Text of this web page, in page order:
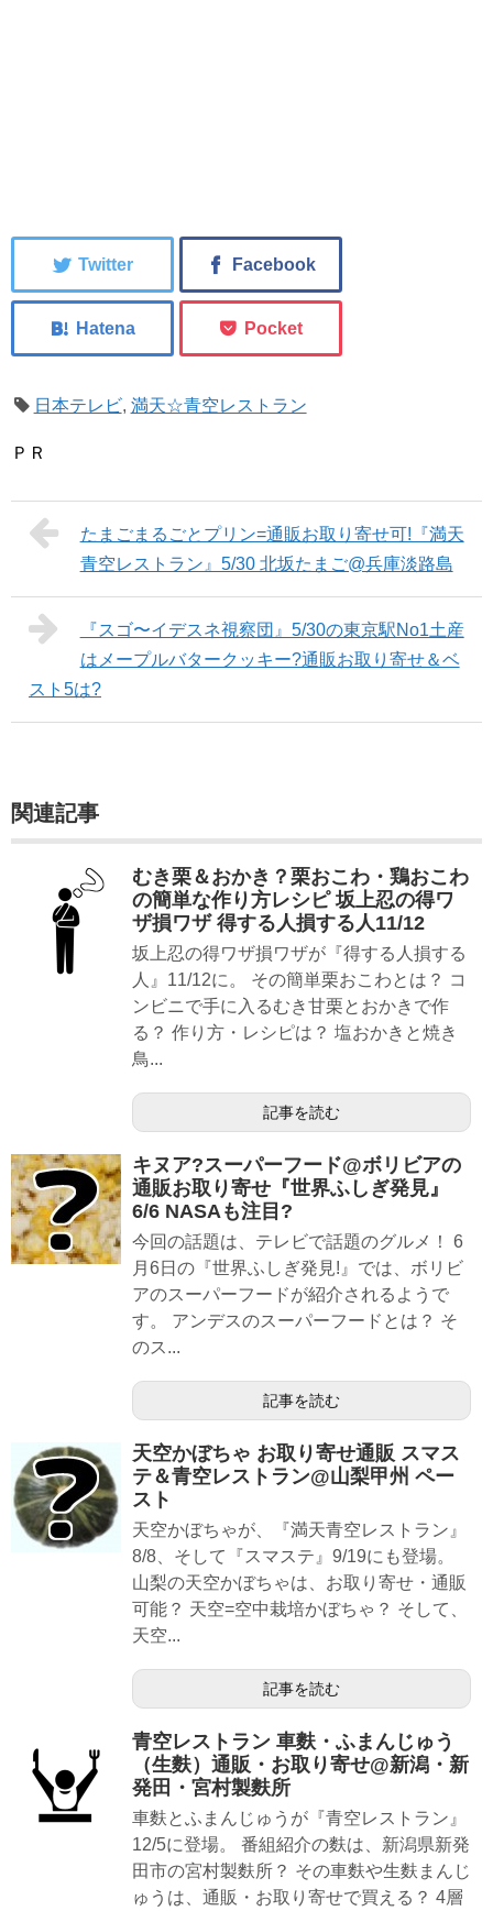
日本テレビ, 満天☆青空レストラン
ＰＲ
たまごまるごとプリン=通販お取り寄せ可!『満天
青空レストラン』5/30 北坂たまご@兵庫淡路島
『スゴ〜イデスネ視察団』5/30の東京駅No1土産
はメープルバタークッキー?通販お取り寄せ＆ベ
スト5は?
関連記事
むき栗＆おかき？栗おこわ・鶏おこわ
の簡単な作り方レシピ 坂上忍の得ワ
ザ損ワザ 得する人損する人11/12
坂上忍の得ワザ損ワザが『得する人損する
人』11/12に。 その簡単栗おこわとは？ コ
ンビニで手に入るむき甘栗とおかきで作
る？ 作り方・レシピは？ 塩おかきと焼き
鳥...
記事を読む
キヌア?スーパーフード@ボリビアの
通販お取り寄せ『世界ふしぎ発見』
6/6 NASAも注目?
今回の話題は、テレビで話題のグルメ！ 6
月6日の『世界ふしぎ発見!』では、ボリビ
アのスーパーフードが紹介されるようで
す。 アンデスのスーパーフードとは？ そ
のス...
記事を読む
天空かぼちゃ お取り寄せ通販 スマス
テ＆青空レストラン@山梨甲州 ペー
スト
天空かぼちゃが、『満天青空レストラン』
8/8、そして『スマステ』9/19にも登場。
山梨の天空かぼちゃは、お取り寄せ・通販
可能？ 天空=空中栽培かぼちゃ？ そして、
天空...
記事を読む
青空レストラン 車麩・ふまんじゅう
（生麩）通販・お取り寄せ@新潟・新
発田・宮村製麩所
車麩とふまんじゅうが『青空レストラン』
12/5に登場。 番組紹介の麩は、新潟県新発
田市の宮村製麩所？ その車麩や生麩まんじ
ゅうは、通販・お取り寄せで買える？ 4層